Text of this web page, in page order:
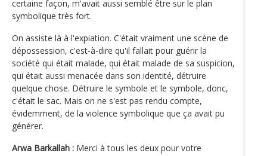
certaine façon, m'avait aussi semblé être sur le plan
symbolique très fort.
On assiste là à l'expiation. C'était vraiment une scène de
dépossession, c'est-à-dire qu'il fallait pour guérir la
société qui était malade, qui était malade de sa suspicion,
qui était aussi menacée dans son identité, détruire
quelque chose. Détruire le symbole et le symbole, donc,
c'était le sac. Mais on ne s'est pas rendu compte,
évidemment, de la violence symbolique que ça avait pu
générer.
Arwa Barkallah : Merci à tous les deux pour votre